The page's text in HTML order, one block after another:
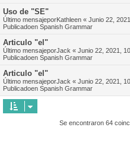
Uso de "SE"
Último mensajeporKathleen « Junio 22,
Publicadoen Spanish Grammar
Articulo "el"
Último mensajeporJack « Junio 22, 2021,
Publicadoen Spanish Grammar
Articulo "el"
Último mensajeporJack « Junio 22, 2021,
Publicadoen Spanish Grammar
Se encontraron 64